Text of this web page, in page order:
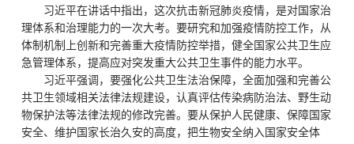
习近平在讲话中指出，这次抗击新冠肺炎疫情，是对国家治
理体系和治理能力的一次大考。要研究和加强疫情防控工作，从
体制机制上创新和完善重大疫情防控举措，健全国家公共卫生应
急管理体系，提高应对突发重大公共卫生事件的能力水平。
习近平强调，要强化公共卫生法治保障，全面加强和完善公
共卫生领域相关法律法规建设，认真评估传染病防治法、野生动
物保护法等法律法规的修改完善。要从保护人民健康、保障国家
安全、维护国家长治久安的高度，把生物安全纳入国家安全体